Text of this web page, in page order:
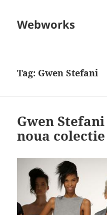
Webworks
Tag: Gwen Stefani
Gwen
noua